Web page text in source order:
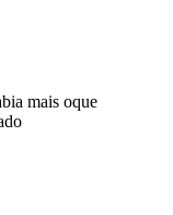
mais oque